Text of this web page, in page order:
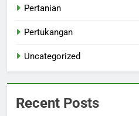
Pertanian
Pertukangan
Uncategorized
Recent Posts